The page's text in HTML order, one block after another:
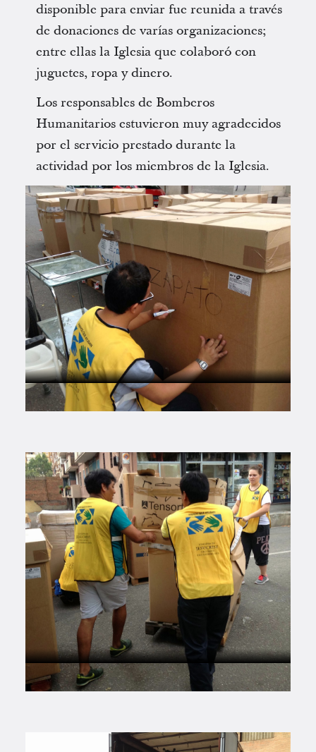
disponible para enviar fue reunida a través
de donaciones de varías organizaciones;
entre ellas la Iglesia que colaboró con
juguetes, ropa y dinero.
Los responsables de Bomberos
Humanitarios estuvieron muy agradecidos
por el servicio prestado durante la
actividad por los miembros de la Iglesia.